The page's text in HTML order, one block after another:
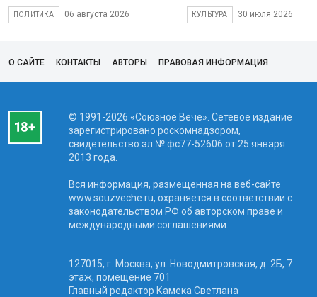
ПОЛИТИКА 06 августа 2026 КУЛЬТУРА 30 июля 2026
О САЙТЕ КОНТАКТЫ АВТОРЫ ПРАВОВАЯ ИНФОРМАЦИЯ
© 1991-2026 «Союзное Вече». Сетевое издание
зарегистрировано роскомнадзором,
свидетельство эл № фc77-52606 от 25 января
2013 года.
Вся информация, размещенная на веб-сайте
www.souzveche.ru, охраняется в соответствии с
законодательством РФ об авторском праве и
международными соглашениями.
127015, г. Москва, ул. Новодмитровская, д. 2Б, 7
этаж, помещение 701
Главный редактор Камека Светлана